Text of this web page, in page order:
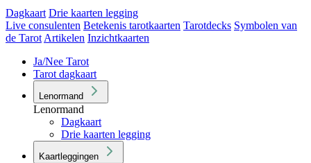
Dagkaart Drie kaarten legging
Live consulenten Betekenis tarotkaarten Tarotdecks Symbolen van
de Tarot Artikelen Inzichtkaarten
Ja/Nee Tarot
Tarot dagkaart
Lenormand
Lenormand
Dagkaart
Drie kaarten legging
Kaartleggingen